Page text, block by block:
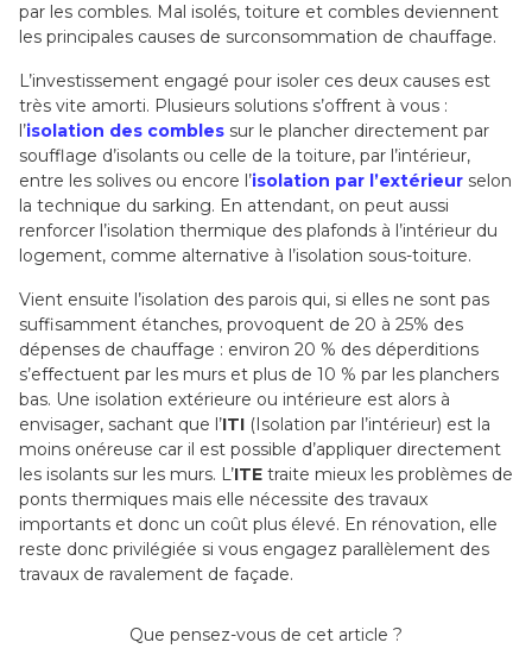
par les combles. Mal isolés, toiture et combles deviennent
les principales causes de surconsommation de chauffage.
L’investissement engagé pour isoler ces deux causes est
très vite amorti. Plusieurs solutions s’offrent à vous :
l’isolation des combles sur le plancher directement par
soufflage d’isolants ou celle de la toiture, par l’intérieur,
entre les solives ou encore l’isolation par l’extérieur selon
la technique du sarking. En attendant, on peut aussi
renforcer l’isolation thermique des plafonds à l’intérieur du
logement, comme alternative à l’isolation sous-toiture.
Vient ensuite l’isolation des parois qui, si elles ne sont pas
suffisamment étanches, provoquent de 20 à 25% des
dépenses de chauffage : environ 20 % des déperditions
s’effectuent par les murs et plus de 10 % par les planchers
bas. Une isolation extérieure ou intérieure est alors à
envisager, sachant que l’ITI (Isolation par l’intérieur) est la
moins onéreuse car il est possible d’appliquer directement
les isolants sur les murs. L’ITE traite mieux les problèmes de
ponts thermiques mais elle nécessite des travaux
importants et donc un coût plus élevé. En rénovation, elle
reste donc privilégiée si vous engagez parallèlement des
travaux de ravalement de façade.
Que pensez-vous de cet article ?